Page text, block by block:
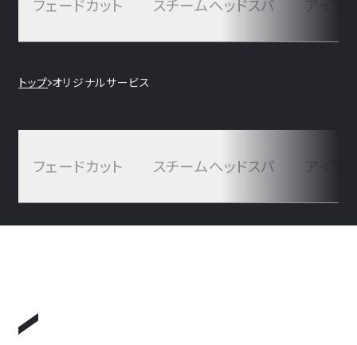
トップ オリジナルサービス
フェードカット スチームヘッドスパ アイブ
フェードカット スチームヘッドスパ アイブ